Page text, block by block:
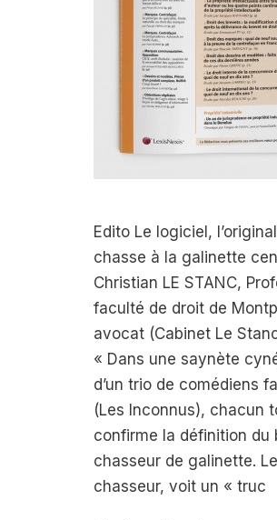
Edito Le logiciel,
chasse à la galinette
Christian LE STANC,
faculté de droit de
avocat (Cabinet Le
« Dans une saynète
d’un trio de comédiens
(Les Inconnus), chacun
confirme la définition du
chasseur de galinette.
chasseur, voit un « truc